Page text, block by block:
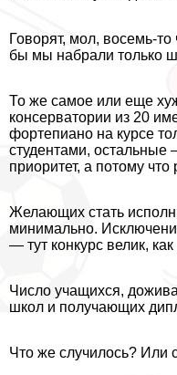
Говорят, мол, восемь-
бы мы набрали только
То же самое или еще
консерватории из 20
фортепиано на курсе
студентами,
приоритет, а потому что
Желающих стать
минимально.
— тут конкурс велик, как
Число учащихся,
школ и получающих
Что же случилось? Или